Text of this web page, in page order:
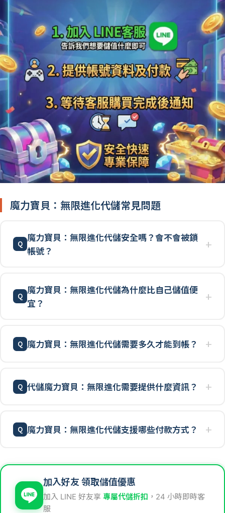
魔力寶貝：無限進化代儲常見問題
魔力寶貝：無限進化代儲安全嗎？會不會被鎖
帳號？
魔力寶貝：無限進化代儲為什麼比自己儲值便
宜？
魔力寶貝：無限進化代儲需要多久才能到帳？
代儲魔力寶貝：無限進化需要提供什麼資訊？
魔力寶貝：無限進化代儲支援哪些付款方式？
加入好友 領取儲值優惠
加入 LINE 好友享 專屬代儲折扣 ，24 小時即時客
服